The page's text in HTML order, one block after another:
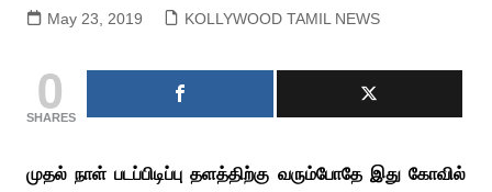
May 23, 2019 KOLLYWOOD TAMIL NEWS
0
SHARES
முதல் நாள் படப்பிடிப்பு தளத்திற்கு வரும்போதே இது கோவில்